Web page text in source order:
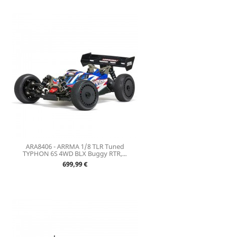
ARA8406 - ARRMA 1/8 TLR Tuned
TYPHON 6S 4WD BLX Buggy RTR,...
Prix
699,99 €